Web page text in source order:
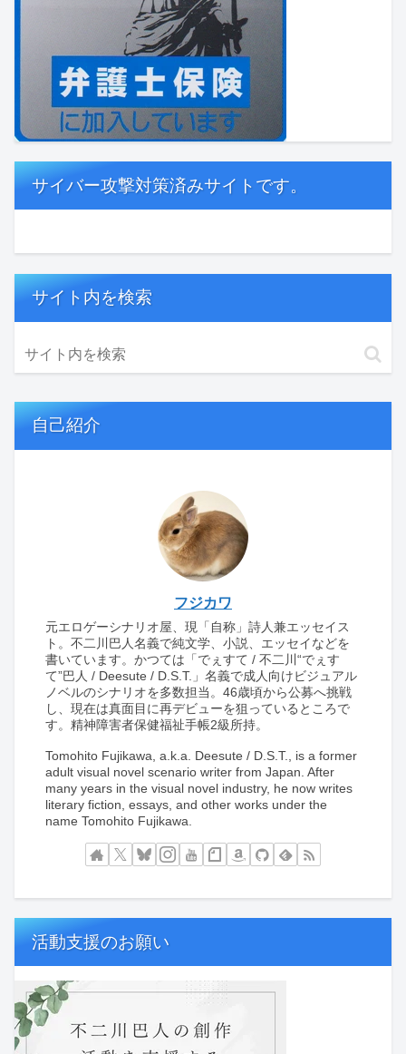
サイバー攻撃対策済みサイトです。
サイト内を検索
自己紹介
フジカワ
元エロゲーシナリオ屋、現「自称」詩人兼エッセイス
ト。不二川巴人名義で純文学、小説、エッセイなどを
書いています。かつては「でぇすて / 不二川“でぇす
て”巴人 / Deesute / D.S.T.」名義で成人向けビジュアル
ノベルのシナリオを多数担当。46歳頃から公募へ挑戦
し、現在は真面目に再デビューを狙っているところで
す。精神障害者保健福祉手帳2級所持。
Tomohito Fujikawa, a.k.a. Deesute / D.S.T., is a former
adult visual novel scenario writer from Japan. After
many years in the visual novel industry, he now writes
literary fiction, essays, and other works under the
name Tomohito Fujikawa.
活動支援のお願い